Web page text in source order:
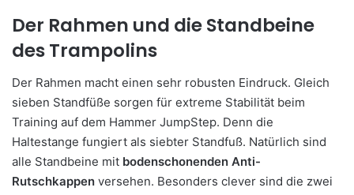
Der Rahmen und die Standbeine
des Trampolins
Der Rahmen macht einen sehr robusten Eindruck. Gleich
sieben Standfüße sorgen für extreme Stabilität beim
Training auf dem Hammer JumpStep. Denn die
Haltestange fungiert als siebter Standfuß. Natürlich sind
alle Standbeine mit bodenschonenden Anti-
Rutschkappen versehen. Besonders clever sind die zwei